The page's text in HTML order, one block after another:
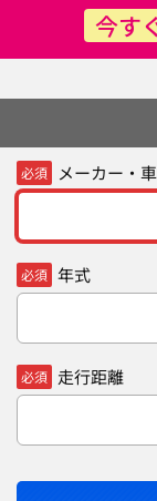
今す
必須 メーカー・
必須 年式
必須 走行距離